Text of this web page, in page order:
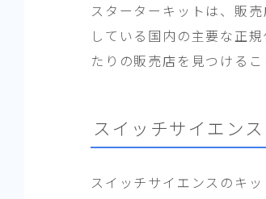
スターターキットは、販
している国内の主要な正
たりの販売店を見つけるこ
スイッチサイエン
スイッチサイエンスのキ